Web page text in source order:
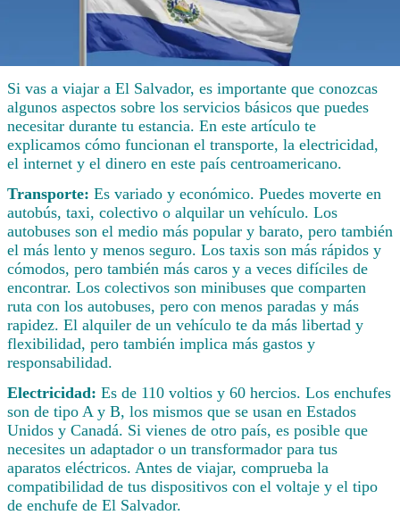
Si vas a viajar a El Salvador, es importante que conozcas
algunos aspectos sobre los servicios básicos que puedes
necesitar durante tu estancia. En este artículo te
explicamos cómo funcionan el transporte, la electricidad,
el internet y el dinero en este país centroamericano.
Transporte: Es variado y económico. Puedes moverte en
autobús, taxi, colectivo o alquilar un vehículo. Los
autobuses son el medio más popular y barato, pero también
el más lento y menos seguro. Los taxis son más rápidos y
cómodos, pero también más caros y a veces difíciles de
encontrar. Los colectivos son minibuses que comparten
ruta con los autobuses, pero con menos paradas y más
rapidez. El alquiler de un vehículo te da más libertad y
flexibilidad, pero también implica más gastos y
responsabilidad.
Electricidad: Es de 110 voltios y 60 hercios. Los enchufes
son de tipo A y B, los mismos que se usan en Estados
Unidos y Canadá. Si vienes de otro país, es posible que
necesites un adaptador o un transformador para tus
aparatos eléctricos. Antes de viajar, comprueba la
compatibilidad de tus dispositivos con el voltaje y el tipo
de enchufe de El Salvador.